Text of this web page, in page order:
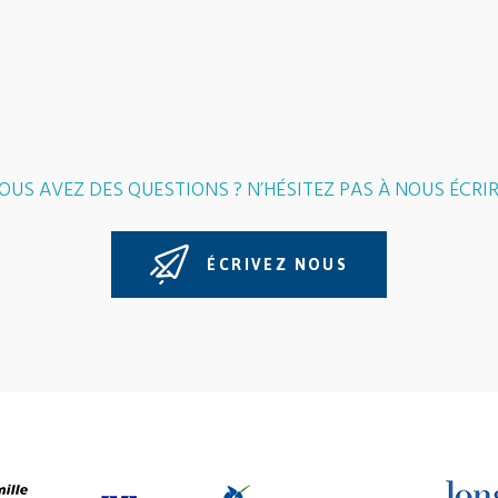
AVEZ DES QUESTIONS ? N’HÉSITEZ PAS À NOUS
ÉCRIVEZ NOUS